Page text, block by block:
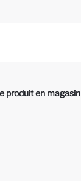
produit en magasin